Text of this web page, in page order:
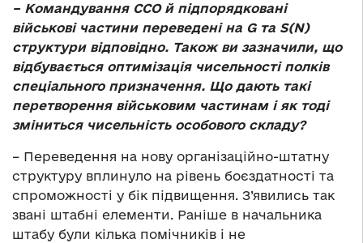
– Командування ССО й підпорядковані
військові частини переведені на G та S(N)
структури відповідно. Також ви зазначили, що
відбувається оптимізація чисельності полків
спеціального призначення. Що дають такі
перетворення військовим частинам і як тоді
зміниться чисельність особового складу?
– Переведення на нову організаційно-штатну
структуру вплинуло на рівень боєздатності та
спроможності у бік підвищення. З’явились так
звані штабні елементи. Раніше в начальника
штабу були кілька помічників і не